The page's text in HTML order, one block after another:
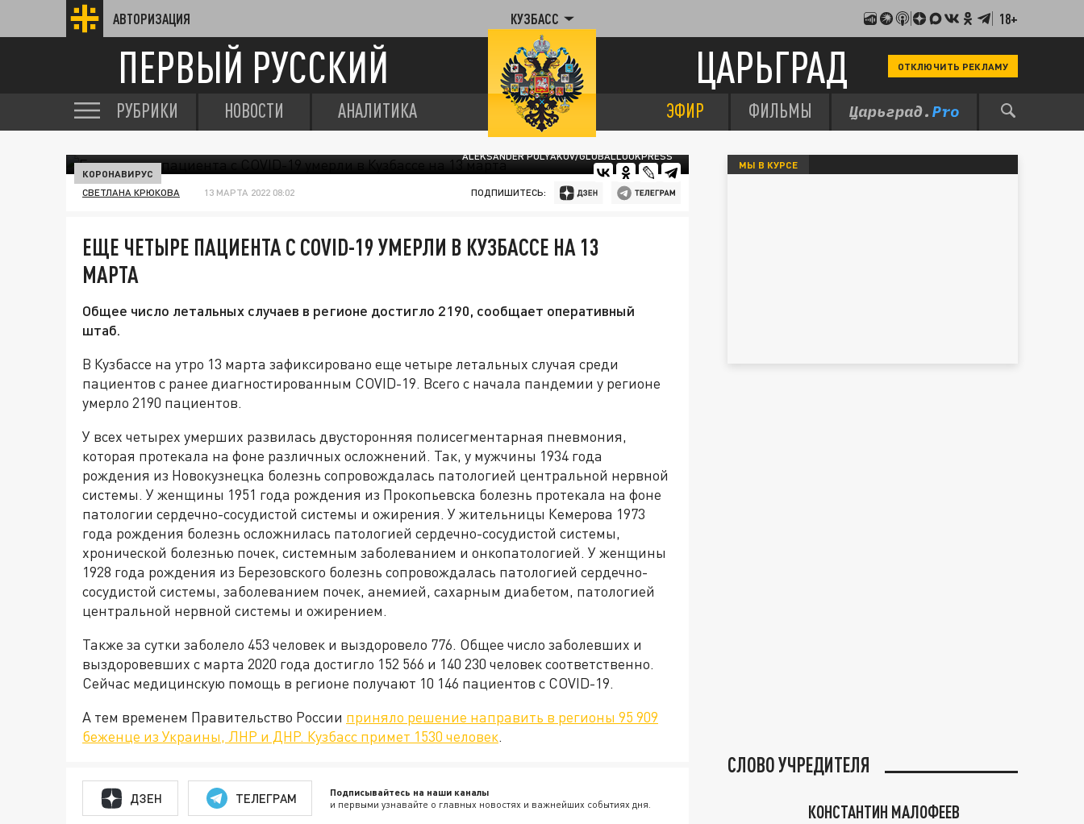
АВТОРИЗАЦИЯ КУЗБАСС 18+
ПЕРВЫЙ РУССКИЙ ЦАРЬГРАД ОТКЛЮЧИТЬ РЕКЛАМУ
РУБРИКИ НОВОСТИ АНАЛИТИКА ЭФИР ФИЛЬМЫ
ALEKSANDER POLYAKOV/GLOBALLOOKPRESS
КОРОНАВИРУС
СВЕТЛАНА КРЮКОВА 13 МАРТА 2022 08:02 ПОДПИШИТЕСЬ:
ЕЩЕ ЧЕТЫРЕ ПАЦИЕНТА С COVID-19 УМЕРЛИ В КУЗБАССЕ НА 13
МАРТА
Общее число летальных случаев в регионе достигло 2190, сообщает оперативный
штаб.
В Кузбассе на утро 13 марта зафиксировано еще четыре летальных случая среди
пациентов с ранее диагностированным COVID-19. Всего с начала пандемии у регионе
умерло 2190 пациентов.
У всех четырех умерших развилась двусторонняя полисегментарная пневмония,
которая протекала на фоне различных осложнений. Так, у мужчины 1934 года
рождения из Новокузнецка болезнь сопровождалась патологией центральной нервной
системы. У женщины 1951 года рождения из Прокопьевска болезнь протекала на фоне
патологии сердечно-сосудистой системы и ожирения. У жительницы Кемерова 1973
года рождения болезнь осложнилась патологией сердечно-сосудистой системы,
хронической болезнью почек, системным заболеванием и онкопатологией. У женщины
1928 года рождения из Березовского болезнь сопровождалась патологией сердечно-
сосудистой системы, заболеванием почек, анемией, сахарным диабетом, патологией
центральной нервной системы и ожирением.
Также за сутки заболело 453 человек и выздоровело 776. Общее число заболевших и
выздоровевших с марта 2020 года достигло 152 566 и 140 230 человек соответственно.
Сейчас медицинскую помощь в регионе получают 10 146 пациентов с COVID-19.
А тем временем Правительство России приняло решение направить в регионы 95 909
беженце из Украины, ЛНР и ДНР. Кузбасс примет 1530 человек.
ДЗЕН ТЕЛЕГРАМ Подписывайтесь на наши каналы
и первыми узнавайте о главных новостях и важнейших событиях дня.
МЫ В КУРСЕ
СЛОВО УЧРЕДИТЕЛЯ
КОНСТАНТИН МАЛОФЕЕВ